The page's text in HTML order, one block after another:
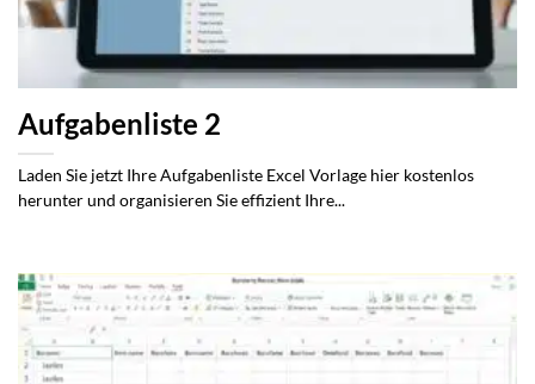
Aufgabenliste 2
Laden Sie jetzt Ihre Aufgabenliste Excel Vorlage hier kostenlos
herunter und organisieren Sie effizient Ihre...